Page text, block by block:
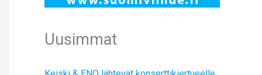
Uusimmat